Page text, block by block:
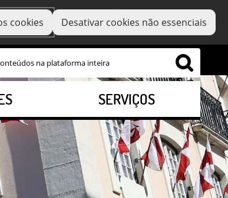
cookies Desativar cookies não essenciais
SERVIÇOS